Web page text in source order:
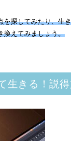
を探してみたり、生
換えてみましょう。
生きる！説